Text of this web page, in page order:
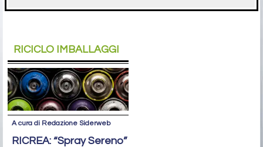
RICICLO IMBALLAGGI
A cura di Redazione Siderweb
RICREA: “Spray Sereno”